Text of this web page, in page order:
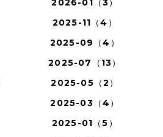
2026-01（3）
2025-11（4）
2025-09（4）
2025-07（13）
2025-05（2）
2025-03（4）
2025-01（5）